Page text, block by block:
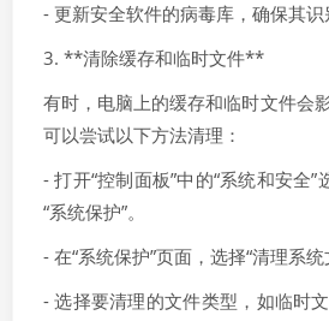
- 更新安全软件的病毒库，确保其识
3. **清除缓存和临时文件**
有时，电脑上的缓存和临时文件会
可以尝试以下方法清理：
- 打开“控制面板”中的“系统和安全”
“系统保护”。
- 在“系统保护”页面，选择“清理系统
- 选择要清理的文件类型，如临时